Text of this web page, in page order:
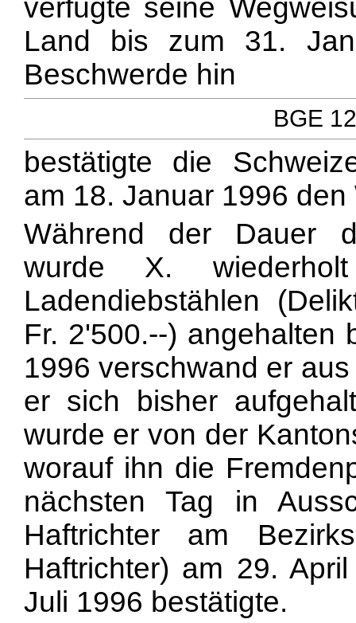
verfügte seine
Land bis zum 31.
Beschwerde hin
BGE
bestätigte die
am 18. Januar 1996
Während der Dauer
wurde X.
Ladendiebstählen
Fr. 2'500.--) angehalten
1996 verschwand er
er sich bisher
wurde er von der
worauf ihn die
nächsten Tag in
Haftrichter am
Haftrichter) am 29.
Juli 1996 bestätigte.